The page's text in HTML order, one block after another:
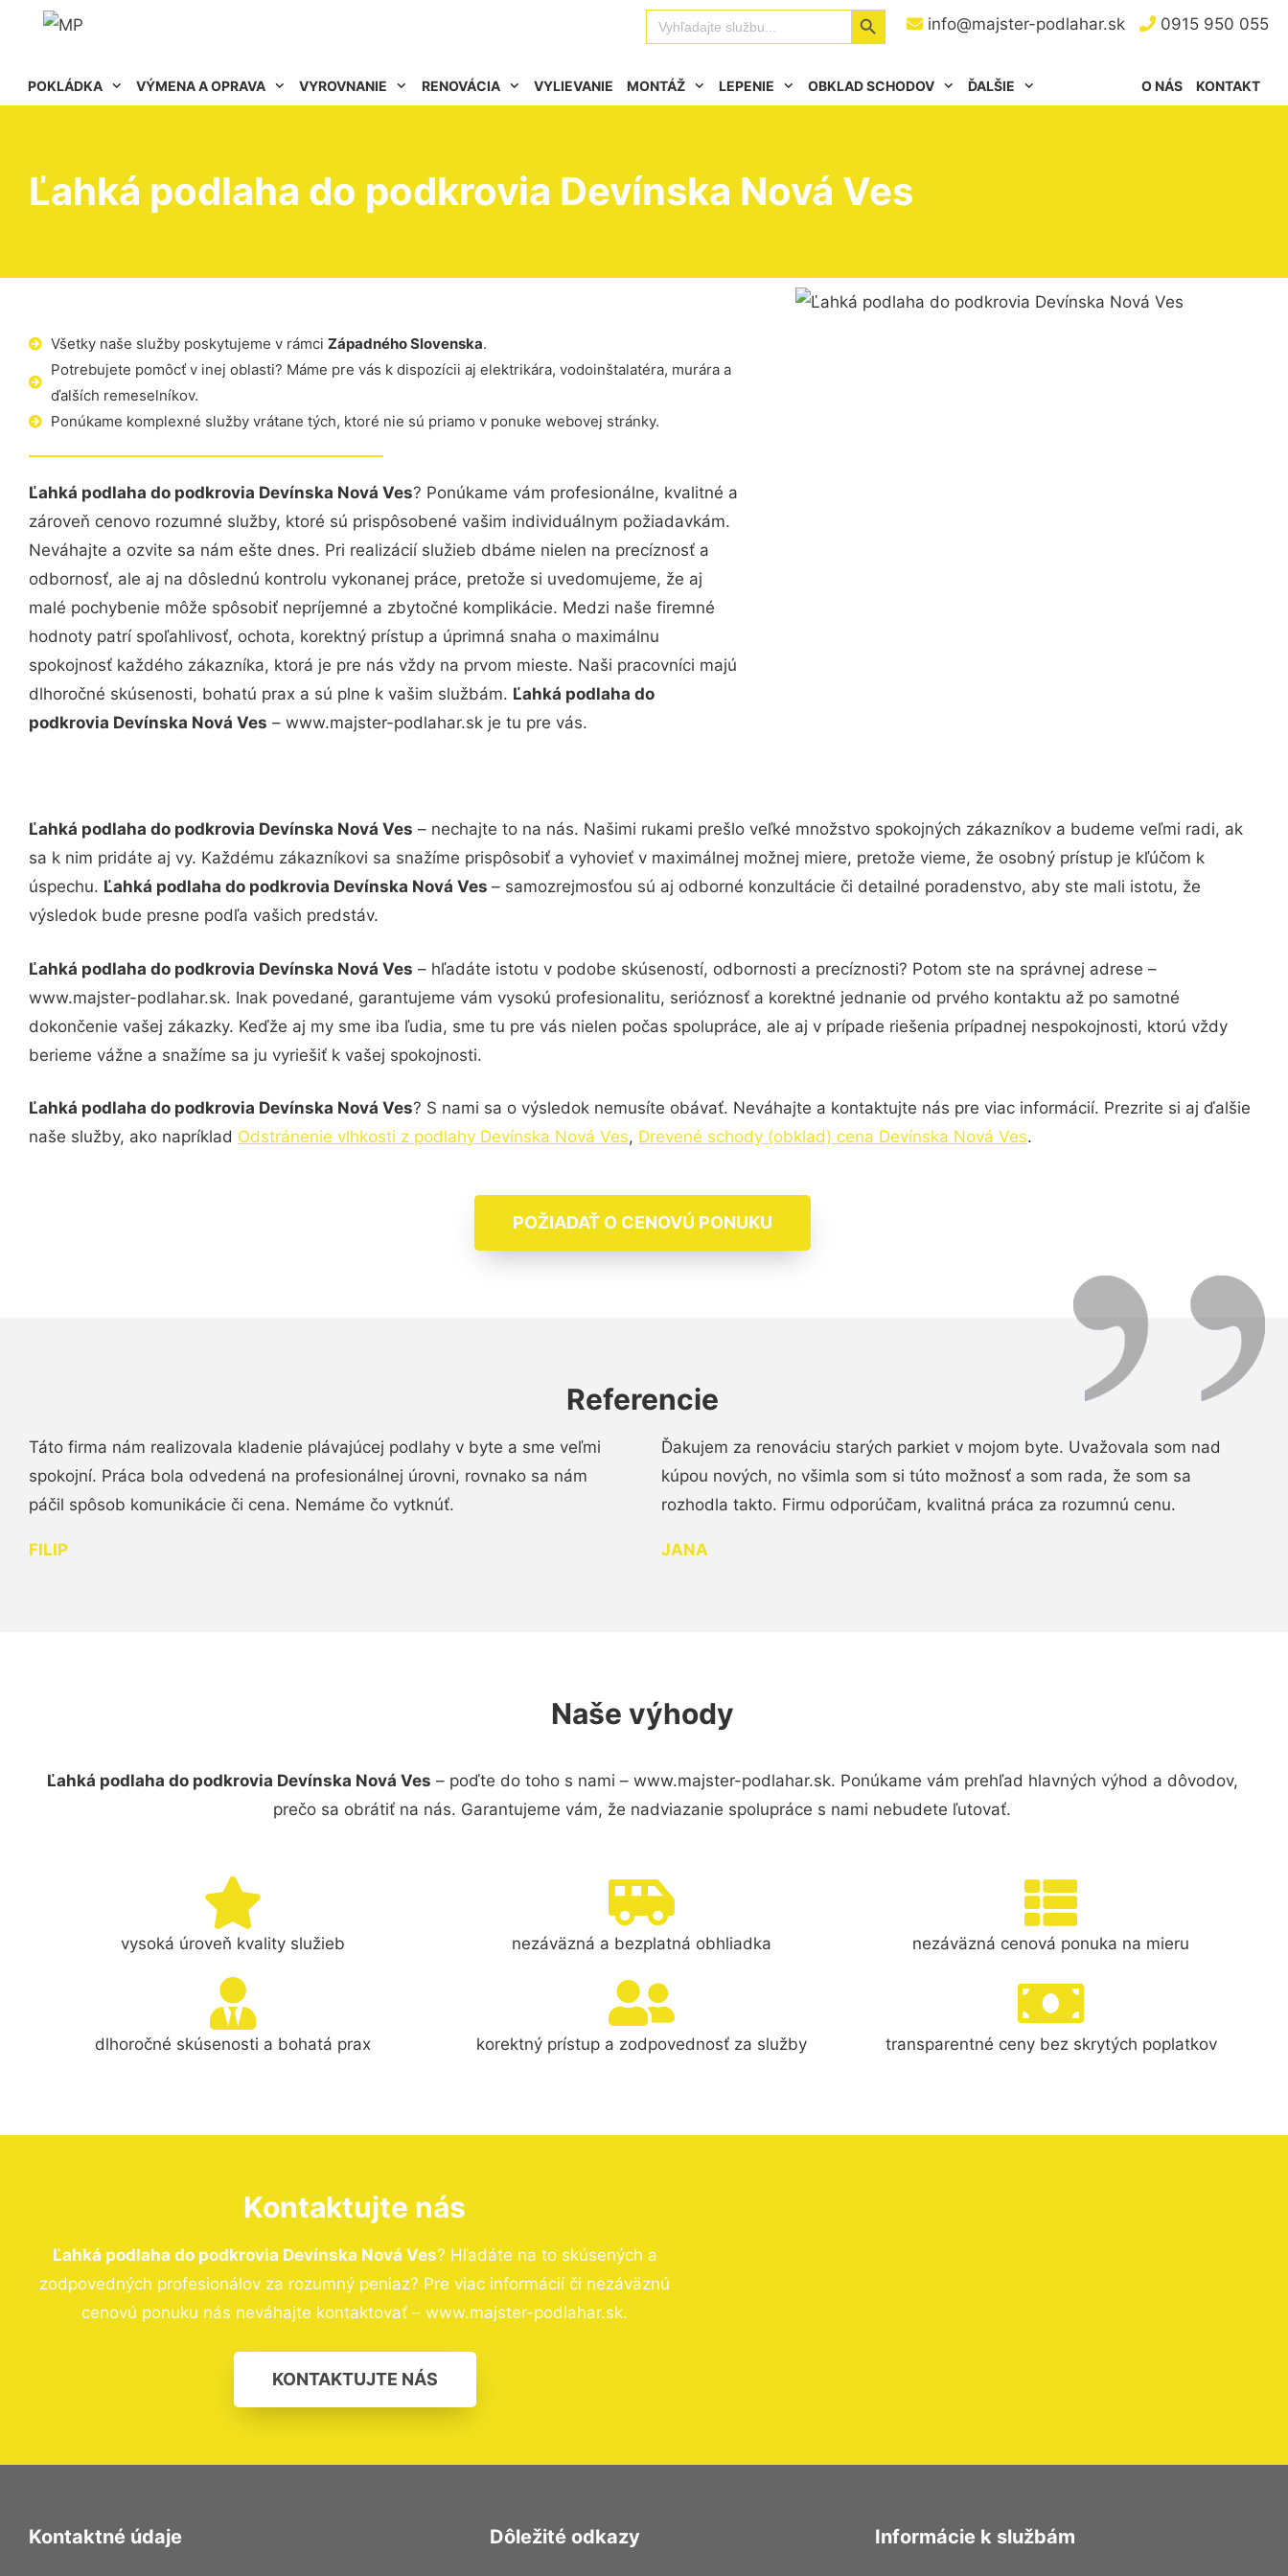
info@majster-podlahar.sk 0915 950 055
Search
for:
Search Button
POKLÁDKA VÝMENA A OPRAVA VYROVNANIE RENOVÁCIA VYLIEVANIE MONTÁŽ LEPENIE OBKLAD SCHODOV ĎALŠIE KONTAKT
O NÁS
Ľahká podlaha do podkrovia Devínska Nová Ves
Všetky naše služby poskytujeme v rámci Západného Slovenska.
Potrebujete pomôcť v inej oblasti? Máme pre vás k dispozícii aj elektrikára, vodoinštalatéra, murára a
ďalších remeselníkov.
Ponúkame komplexné služby vrátane tých, ktoré nie sú priamo v ponuke webovej stránky.
Ľahká podlaha do podkrovia Devínska Nová Ves? Ponúkame vám profesionálne, kvalitné a
zároveň cenovo rozumné služby, ktoré sú prispôsobené vašim individuálnym požiadavkám.
Neváhajte a ozvite sa nám ešte dnes. Pri realizácií služieb dbáme nielen na precíznosť a
odbornosť, ale aj na dôslednú kontrolu vykonanej práce, pretože si uvedomujeme, že aj
malé pochybenie môže spôsobiť nepríjemné a zbytočné komplikácie. Medzi naše firemné
hodnoty patrí spoľahlivosť, ochota, korektný prístup a úprimná snaha o maximálnu
spokojnosť každého zákazníka, ktorá je pre nás vždy na prvom mieste. Naši pracovníci majú
dlhoročné skúsenosti, bohatú prax a sú plne k vašim službám. Ľahká podlaha do
podkrovia Devínska Nová Ves – www.majster-podlahar.sk je tu pre vás.
Ľahká podlaha do podkrovia Devínska Nová Ves – nechajte to na nás. Našimi rukami prešlo veľké množstvo spokojných zákazníkov a budeme veľmi radi, ak
sa k nim pridáte aj vy. Každému zákazníkovi sa snažíme prispôsobiť a vyhovieť v maximálnej možnej miere, pretože vieme, že osobný prístup je kľúčom k
úspechu. Ľahká podlaha do podkrovia Devínska Nová Ves – samozrejmosťou sú aj odborné konzultácie či detailné poradenstvo, aby ste mali istotu, že
výsledok bude presne podľa vašich predstáv.
Ľahká podlaha do podkrovia Devínska Nová Ves – hľadáte istotu v podobe skúseností, odbornosti a precíznosti? Potom ste na správnej adrese –
www.majster-podlahar.sk. Inak povedané, garantujeme vám vysokú profesionalitu, serióznosť a korektné jednanie od prvého kontaktu až po samotné
dokončenie vašej zákazky. Keďže aj my sme iba ľudia, sme tu pre vás nielen počas spolupráce, ale aj v prípade riešenia prípadnej nespokojnosti, ktorú vždy
berieme vážne a snažíme sa ju vyriešiť k vašej spokojnosti.
Ľahká podlaha do podkrovia Devínska Nová Ves? S nami sa o výsledok nemusíte obávať. Neváhajte a kontaktujte nás pre viac informácií. Prezrite si aj ďalšie
naše služby, ako napríklad Odstránenie vlhkosti z podlahy Devínska Nová Ves, Drevené schody (obklad) cena Devínska Nová Ves.
POŽIADAŤ O CENOVÚ PONUKU
Referencie
Táto firma nám realizovala kladenie plávajúcej podlahy v byte a sme veľmi
spokojní. Práca bola odvedená na profesionálnej úrovni, rovnako sa nám
páčil spôsob komunikácie či cena. Nemáme čo vytknúť.
FILIP
Ďakujem za renováciu starých parkiet v mojom byte. Uvažovala som nad
kúpou nových, no všimla som si túto možnosť a som rada, že som sa
rozhodla takto. Firmu odporúčam, kvalitná práca za rozumnú cenu.
JANA
Naše výhody
Ľahká podlaha do podkrovia Devínska Nová Ves – poďte do toho s nami – www.majster-podlahar.sk. Ponúkame vám prehľad hlavných výhod a dôvodov,
prečo sa obrátiť na nás. Garantujeme vám, že nadviazanie spolupráce s nami nebudete ľutovať.
vysoká úroveň kvality služieb nezáväzná a bezplatná obhliadka nezáväzná cenová ponuka na mieru
dlhoročné skúsenosti a bohatá prax korektný prístup a zodpovednosť za služby transparentné ceny bez skrytých poplatkov
Kontaktujte nás
Ľahká podlaha do podkrovia Devínska Nová Ves? Hľadáte na to skúsených a
zodpovedných profesionálov za rozumný peniaz? Pre viac informácií či nezáväznú
cenovú ponuku nás neváhajte kontaktovať – www.majster-podlahar.sk.
KONTAKTUJTE NÁS
Kontaktné údaje Dôležité odkazy Informácie k službám